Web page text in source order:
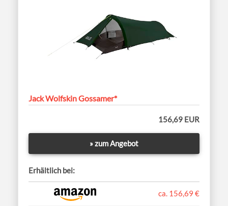
Jack Wolfskin Gossamer*
156,69 EUR
» zum Angebot
Erhältlich bei:
ca. 156,69 €